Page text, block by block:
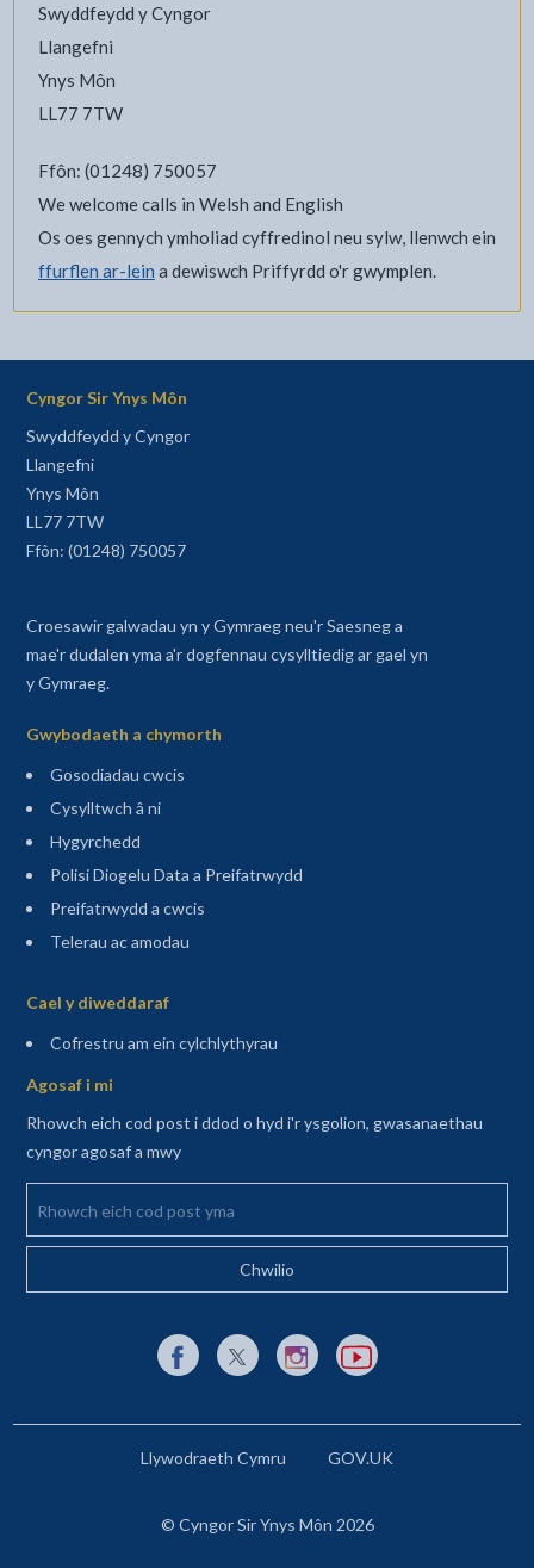
Swyddfeydd y Cyngor
Llangefni
Ynys Môn
LL77 7TW
Ffôn: (01248) 750057
We welcome calls in Welsh and English
Os oes gennych ymholiad cyffredinol neu sylw, llenwch ein
ffurflen ar-lein a dewiswch Priffyrdd o'r gwymplen.
Cyngor Sir Ynys Môn
Swyddfeydd y Cyngor
Llangefni
Ynys Môn
LL77 7TW
Ffôn: (01248) 750057
Croesawir galwadau yn y Gymraeg neu'r Saesneg a
mae'r dudalen yma a'r dogfennau cysylltiedig ar gael yn
y Gymraeg.
Gwybodaeth a chymorth
Gosodiadau cwcis
Cysylltwch â ni
Hygyrchedd
Polisi Diogelu Data a Preifatrwydd
Preifatrwydd a cwcis
Telerau ac amodau
Cael y diweddaraf
Cofrestru am ein cylchlythyrau(agor mewn tab newydd)
Agosaf i mi
Rhowch eich cod post i ddod o hyd i'r ysgolion, gwasanaethau
cyngor agosaf a mwy
Rhowch eich cod post yma
Dolen allanol i Facebook yn agor mewn tab newydd
Dolen allanol i X (Twitter) yn agor mewn
Dolen allanol i Instagram yn agor
Dolen allanol i YouTube
Llywodraeth Cymru GOV.UK
© Cyngor Sir Ynys Môn 2026